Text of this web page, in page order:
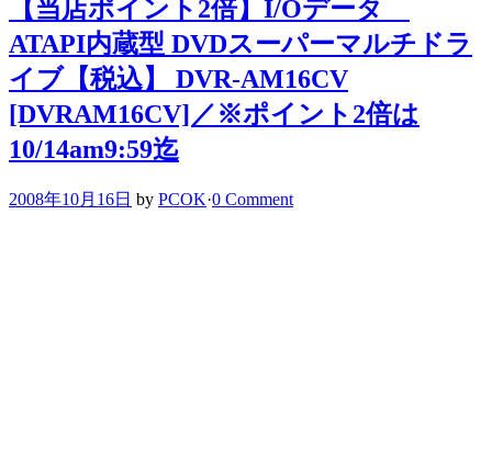
【当店ポイント2倍】I/Oデータ
ATAPI内蔵型 DVDスーパーマルチドラ
イブ【税込】 DVR-AM16CV
[DVRAM16CV]／※ポイント2倍は
10/14am9:59迄
2008年10月16日 by PCOK·0 Comment